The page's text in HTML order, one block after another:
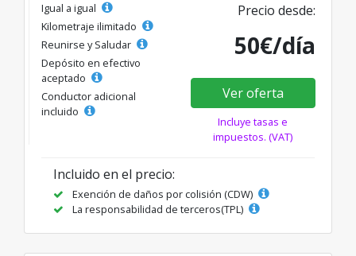
Igual a igual
Kilometraje ilimitado
Reunirse y Saludar
Depósito en efectivo
aceptado
Conductor adicional
incluido
Precio desde:
50€/día
Ver oferta
Incluye tasas e
impuestos. (VAT)
Incluido en el precio:
Exención de daños por colisión (CDW)
La responsabilidad de terceros(TPL)